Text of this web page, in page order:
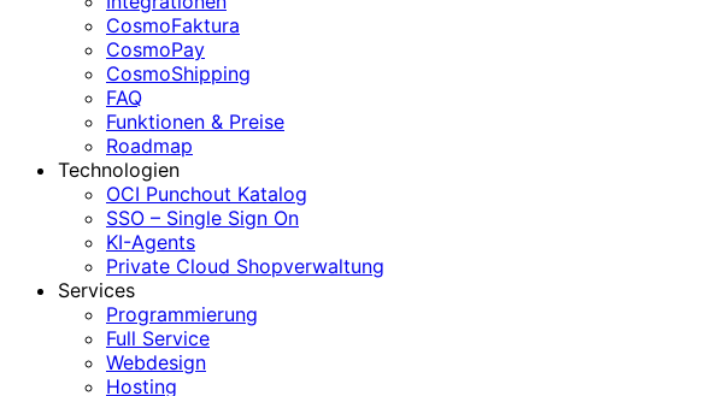
CosmoFaktura
CosmoPay
CosmoShipping
FAQ
Funktionen & Preise
Roadmap
Technologien
OCI Punchout Katalog
SSO – Single Sign On
KI-Agents
Private Cloud Shopverwaltung
Services
Programmierung
Full Service
Webdesign
Hosting